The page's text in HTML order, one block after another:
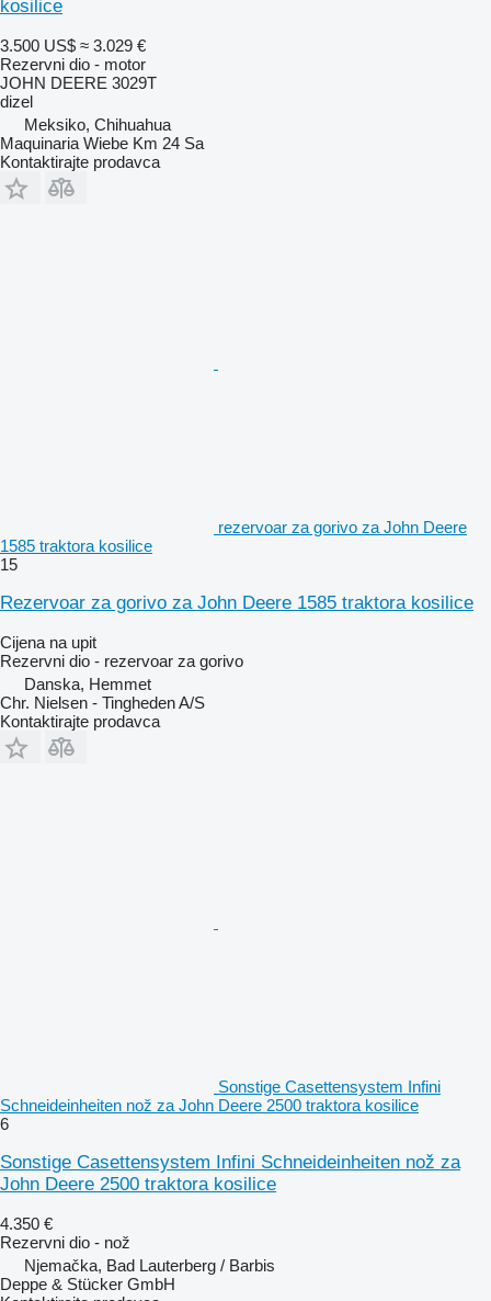
kosilice
3.500 US$ ≈ 3.029 €
Rezervni dio - motor
JOHN DEERE 3029T
dizel
Meksiko, Chihuahua
Maquinaria Wiebe Km 24 Sa
Kontaktirajte prodavca
rezervoar za gorivo za John Deere
1585 traktora kosilice
15
Rezervoar za gorivo za John Deere 1585 traktora kosilice
Cijena na upit
Rezervni dio - rezervoar za gorivo
Danska, Hemmet
Chr. Nielsen - Tingheden A/S
Kontaktirajte prodavca
Sonstige Casettensystem Infini
Schneideinheiten nož za John Deere 2500 traktora kosilice
6
Sonstige Casettensystem Infini Schneideinheiten nož za
John Deere 2500 traktora kosilice
4.350 €
Rezervni dio - nož
Njemačka, Bad Lauterberg / Barbis
Deppe & Stücker GmbH